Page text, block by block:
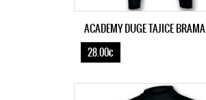
ACADEMY DUGE TAJICE BRAMA
28.00€